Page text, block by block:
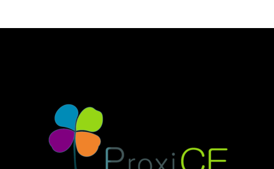
23,00€.19,30€.
30,00€.25,30€.